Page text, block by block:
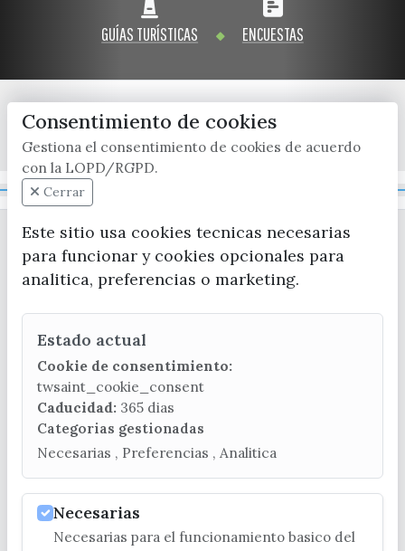
Oficinas de Turismo
Atención al extranjero
Punto Ayuntamiento
Historia
Historia del municipio
Sectores
Artesanía
Empresas de subtropicales
Visitas
Fiestas y eventos
Fiestas de singularidad turística
Semana Santa de Vélez-
Málaga
Galería fotográfica de eventos
Guías turísticas
Ayuntamiento
Encuestas
GUÍAS TURÍSTICAS ENCUESTAS
x / twitter facebook youtube instagram
CONTACTA CON LA OFICINA DE TURISMO
(+34) 952 541 104
turismo@velezmalaga.es
C/ Poniente, 2. CP 29740 - Torre del Mar
Consentimiento de cookies
Gestiona el consentimiento de cookies de acuerdo
con la LOPD/RGPD.
Cerrar
Este sitio usa cookies tecnicas necesarias
para funcionar y cookies opcionales para
analitica, preferencias o marketing.
Estado actual
Cookie de consentimiento:
twsaint_cookie_consent
Caducidad: 365 dias
Categorias gestionadas
Necesarias , Preferencias , Analitica
Necesarias
Necesarias para el funcionamiento basico del